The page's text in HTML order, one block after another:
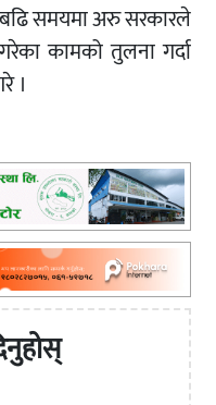
बढि समयमा अरु सरकारले
कामको तुलना गर्दा
।